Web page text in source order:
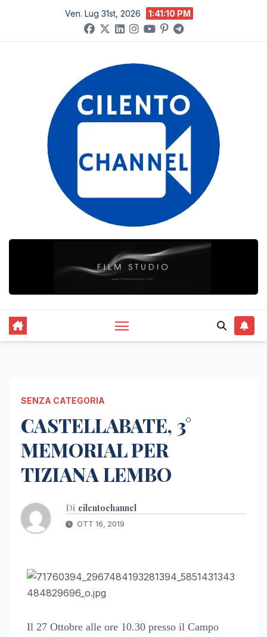
contenuto
Ven. Lug 31st, 2026 1:41:11 PM
SENZA CATEGORIA
CASTELLABATE, 3°
MEMORIAL PER
TIZIANA LEMBO
Di cilentochannel
OTT 16, 2019
Il 27 Ottobre alle ore 10.30 presso il Campo